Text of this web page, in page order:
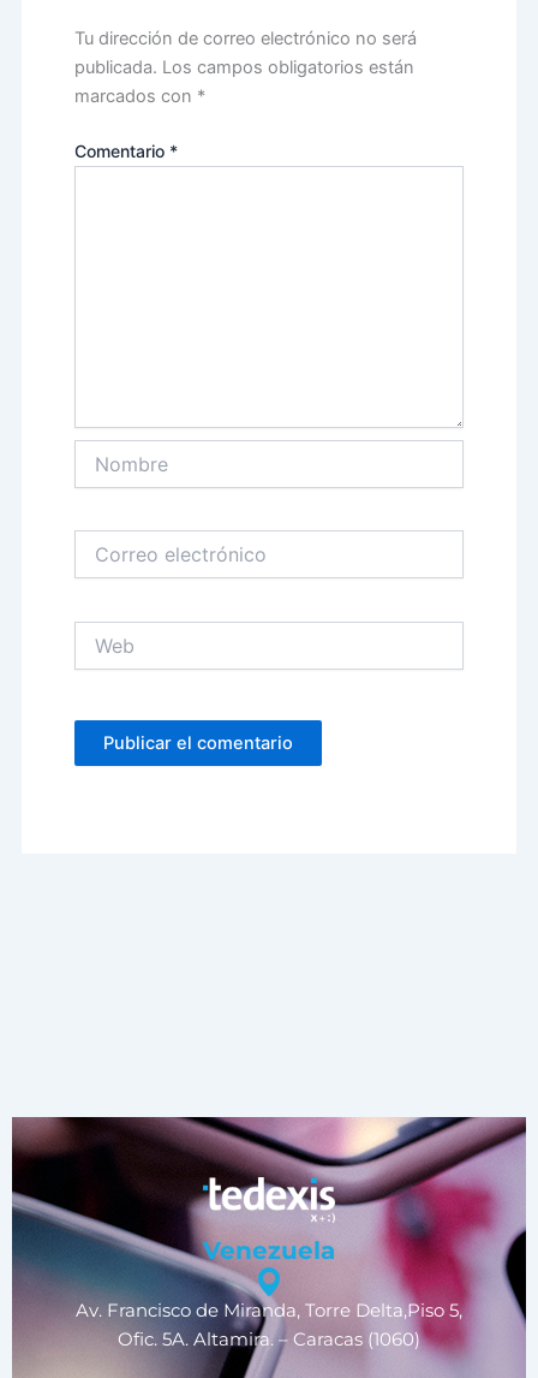
Tu dirección de correo electrónico no será
publicada. Los campos obligatorios están
marcados con *
Comentario *
electrónico
Venezuela
Av. Francisco de Miranda, Torre Delta,Piso 5,
Ofic. 5A. Altamira. – Caracas (1060)